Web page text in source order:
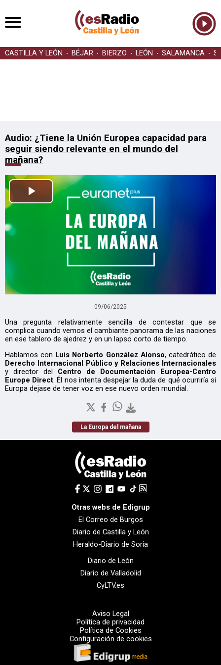
CASTILLA Y LEÓN BÉJAR BIERZO LEÓN SALAMANCA
Audio: ¿Tiene la Unión Europea capacidad para
seguir siendo relevante en el mundo del
mañana?
Reproducir
09/06/2025
Una pregunta relativamente sencilla de contestar que se
complica cuando vemos el cambiante panorama de las naciones
en ese tablero de ajedrez y en un lapso corto de tiempo.
Hablamos con Luis Norberto González Alonso, catedrático de
Derecho Internacional Público y Relaciones Internacionales
y director del Centro de Documentación Europea-Centro
Europe Direct . Él nos intenta despejar la duda de qué ocurriría si
Europa dejase de tener voz en ese nuevo orden mundial.
La Europa del mañana
Otras webs de Edigrup
El Correo de Burgos
Diario de Castilla y León
Heraldo-Diario de Soria
Diario de León
Diario de Valladolid
CyLTV.es
Aviso Legal
Política de privacidad
Política de Cookies
Configuración de cookies